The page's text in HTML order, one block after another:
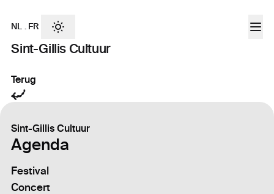
Sint-Gillis Cultuur
NL . FR
Terug
Sint-Gillis Cultuur
Agenda
Festival
Concert